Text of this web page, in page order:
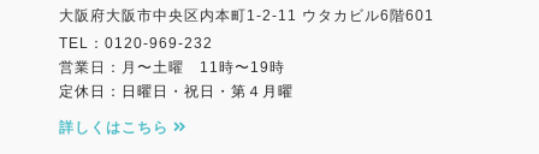
大阪府大阪市中央区内本町1-2-11 ウタカビル6階601
TEL：0120-969-232
営業日：月〜土曜 11時〜19時
定休日：日曜日・祝日・第４月曜
詳しくはこちら